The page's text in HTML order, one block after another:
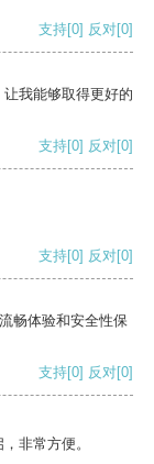
支持[0] 反对[0]
我能够取得更好的
支持[0] 反对[0]
支持[0] 反对[0]
畅体验和安全性保
支持[0] 反对[0]
非常方便。